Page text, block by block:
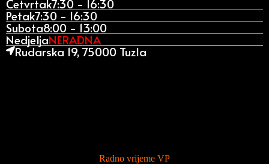
Četvrtak7:30 - 16:30
Petak7:30 - 16:30
Subota8:00 - 13:00
NedjeljaNERADNA
Rudarska 19, 75000 Tuzla
Radno vrijeme VP